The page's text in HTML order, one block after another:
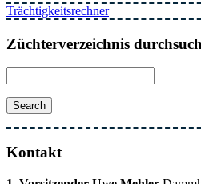
Trächtigkeitsrechner
Züchterverzeichnis
Kontakt